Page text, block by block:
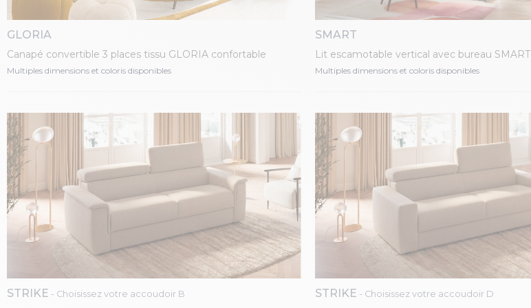
GLORIA
Canapé convertible 3 places tissu GLORIA confortable
Multiples dimensions et coloris disponibles
SMART
Lit escamotable vertical avec bureau SMART
Multiples dimensions et coloris disponibles
STRIKE - Choisissez votre accoudoir B STRIKE - Choisissez votre accoudoir D